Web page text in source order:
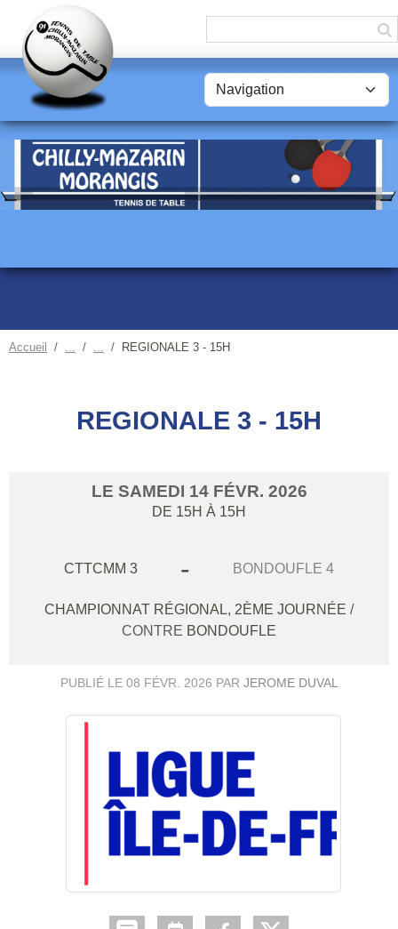
Accueil REGIONALE 3 - 15H
REGIONALE 3 - 15H
LE SAMEDI 14 FÉVR. 2026
DE 15H À 15H
CTTCMM 3 - BONDOUFLE 4
CHAMPIONNAT RÉGIONAL, 2ÈME JOURNÉE /
CONTRE BONDOUFLE
PUBLIÉ LE 08 FÉVR. 2026 PAR JEROME DUVAL
Panneau de gestion des cookies